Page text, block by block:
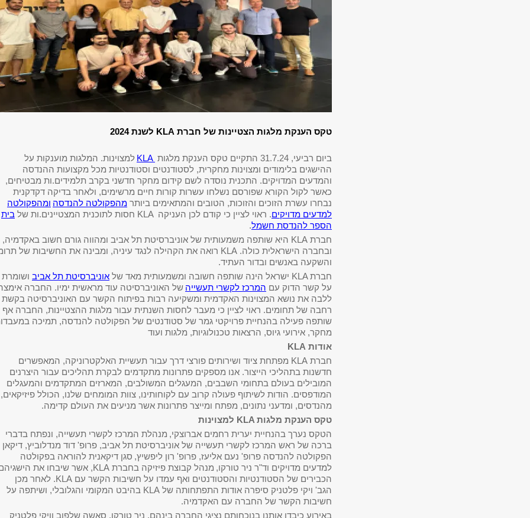
טקס הענקת מלגות הצטיינות של חברת KLA לשנת 2024
ביום רביעי, 31.7.24 התקיים טקס הענקת מלגות KLA למצוינות. המלגות מוענקות על
ההישגים בלימודים ומצוינות מחקרית, לסטודנטים וסטודנטיות מכל מקצועות ההנדסה
והמדעים המדויקים. התכנית נוסדה לשם קידום מחקר חדשני בקרב תלמידים.ות מבטיחים,
כאשר לקול הקורא שפורסם נשלחו עשרות קורות חיים מרשימים, ולאחר בדיקה דקדקנית
נבחרו עשרת הזוכים והזוכות, הטובים והמתאימים ביותר מהפקולטה להנדסה ומהפקולטה
למדעים מדויקים. ראוי לציין כי קודם לכן העניקה KLA חסות לתוכנית המצטיינים.ות של בית
הספר להנדסת חשמל.
חברת KLA היא שותפה משמעותית של אוניברסיטת תל אביב ומהווה גורם חשוב באקדמיה,
ובחברה הישראלית כולה. KLA רואה את הקהילה לנגד עיניה, ומבינה את החשיבות של
והשקעה באנשים ובדור העתיד.
חברתKLA ישראל הינה שותפה חשובה ומשמעותית מאד של אוניברסיטת תל אביב ושומרת
על קשר הדוק עם המרכז לקשרי תעשייה של האוניברסיטה עוד מראשית ימיו. החברה
ללבה את נושא המצוינות האקדמית ומשקיעה רבות בפיתוח הקשר עם האוניברסיטה בקשת
רחבה של תחומים. ראוי לציין כי מעבר לחסות השנתית עבור מלגות ההצטיינות, החברה אף
שותפה פעילה בהנחיית פרויקטי גמר של סטודנטים של הפקולטה להנדסה, תמיכה
מחקר, אירועי גיוס, הרצאות טכנולוגיות, מלגות ועוד
אודות KLA
חברת KLA מפתחת ציוד ושירותים פורצי דרך עבור תעשיית האלקטרוניקה, המאפשרים
חדשנות בתהליכי הייצור. אנו מספקים פתרונות מתקדמים לבקרת תהליכים עבור היצרנים
המובילים בעולם בתחומי השבבים, המעגלים המשולבים, המארזים המתקדמים והמעגלים
המודפסים. הודות לשיתוף פעולה קרוב עם לקוחותינו, צוות המומחים שלנו, הכולל פיזיקאים,
מהנדסים, ומדעני נתונים, מפתח ומייצר פתרונות אשר מניעים את העולם קדימה.
טקס הענקת מלגות KLA למצוינות
הטקס נערך בהנחיית יערית רחמים אברוצקי, מנהלת המרכז לקשרי תעשייה, ונפתח בדברי
ברכה של ראש המרכז לקשרי תעשייה של אוניברסיטת תל אביב, פרופ' דוד מנדלוביץ, דיקאן
הפקולטה להנדסה פרופ' נעם אליעז, פרופ' רון ליפשיץ, סגן דיקאנית להוראה בפקולטה
למדעים מדויקים וד"ר ניר טורקו, מנהל קבוצת פיזיקה בחברת KLA, אשר שיבחו את
הכבירים של הסטודנטיות והסטודנטים ואף עמדו על חשיבות הקשר עם KLA. לאחר מכן
הגב' ויקי פלטניק סיפרה אודות התפתחותה של KLA בהיבט המקומי והגלובלי, ושיתפה על
חשיבות הקשר של החברה עם האקדמיה.
באירוע כיבדו אותנו בנוכחותם נציגי החברה בינהם, ניר טורקו, סאשה שלפוב וויקי פלטניק